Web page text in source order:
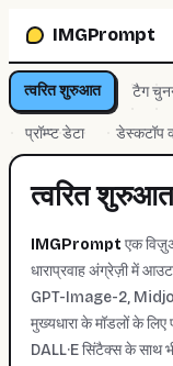
IMGPrompt
त्वरित शुरुआत टैग
प्रॉम्प्ट डेटा डेस्कटॉप
त्वरित शुरुआत
IMGPrompt एक
धाराप्रवाह अंग्रेज़ी में
GPT-Image-2,
मुख्यधारा के मॉडलों के
DALL·E सिंटैक्स के साथ